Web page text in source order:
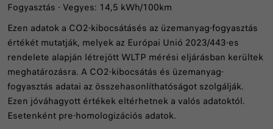
Fogyasztás - Vegyes: 14,5 kWh/100km
Ezen adatok a CO2-kibocsátásés az üzemanyag-fogyasztás
értékét mutatják, melyek az Európai Unió 2023/443-es
rendelete alapján létrejött WLTP mérési eljárásban kerültek
meghatározásra. A CO2-kibocsátás és üzemanyag-
fogyasztás adatai az összehasonlíthatóságot szolgálják.
Ezen jóváhagyott értékek eltérhetnek a valós adatoktól.
Esetenként pre-homologizációs adatok.